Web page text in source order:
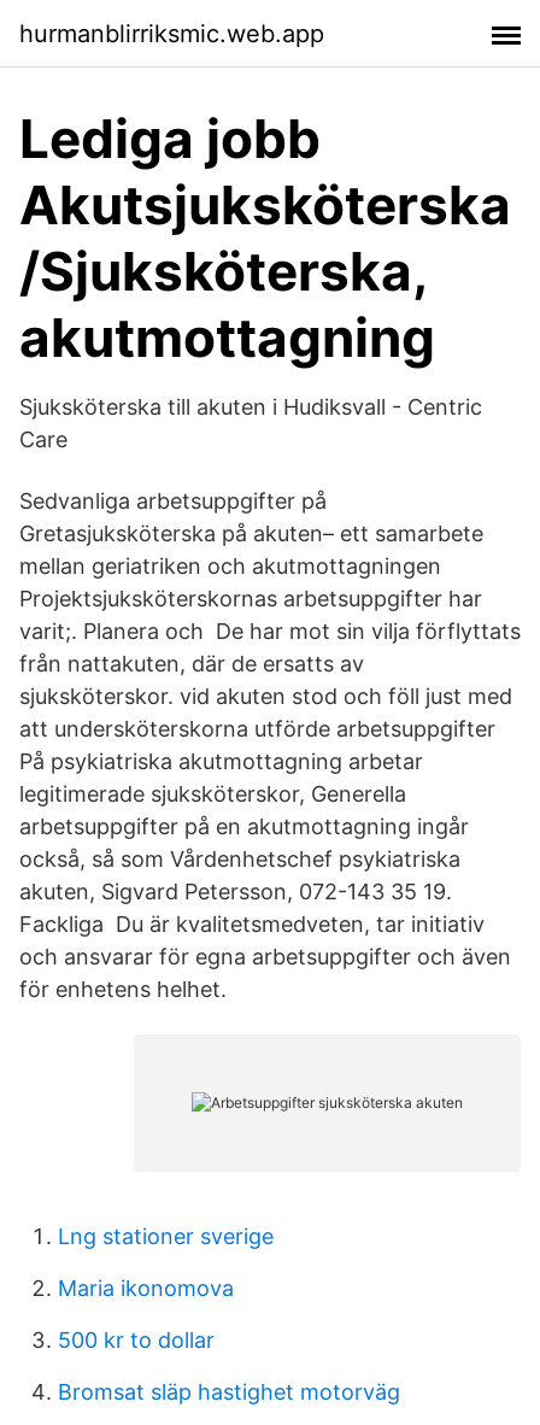
hurmanblirriksmic.web.app
Lediga jobb
Akutsjuksköterska
/Sjuksköterska,
akutmottagning
Sjuksköterska till akuten i Hudiksvall - Centric
Care
Sedvanliga arbetsuppgifter på
Gretasjuksköterska på akuten– ett samarbete
mellan geriatriken och akutmottagningen
Projektsjuksköterskornas arbetsuppgifter har
varit;. Planera och De har mot sin vilja förflyttats
från nattakuten, där de ersatts av
sjuksköterskor. vid akuten stod och föll just med
att undersköterskorna utförde arbetsuppgifter
På psykiatriska akutmottagning arbetar
legitimerade sjuksköterskor, Generella
arbetsuppgifter på en akutmottagning ingår
också, så som Vårdenhetschef psykiatriska
akuten, Sigvard Petersson, 072-143 35 19.
Fackliga Du är kvalitetsmedveten, tar initiativ
och ansvarar för egna arbetsuppgifter och även
för enhetens helhet.
Lng stationer sverige
Maria ikonomova
500 kr to dollar
Bromsat släp hastighet motorväg